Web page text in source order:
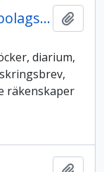
Gelfeborgs läns brandstodsbolags arkiv
diarium,
räkenskaper